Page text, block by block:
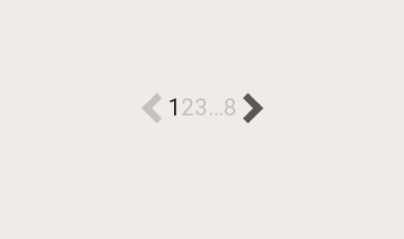
1 23…8